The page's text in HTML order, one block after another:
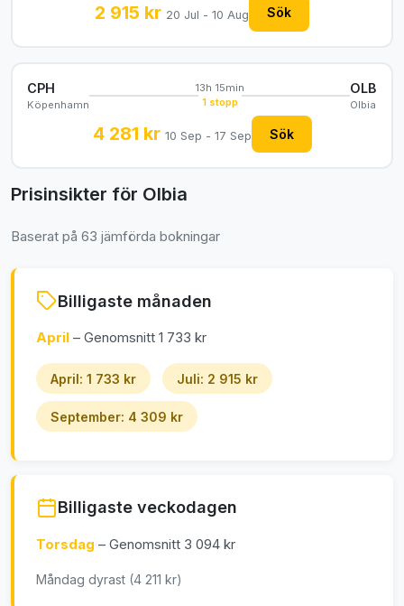
2 915 kr 20 Jul - 10 Aug Sök
CPH
Köpenhamn
13h 15min
1 stopp
OLB
Olbia
4 281 kr 10 Sep - 17 Sep Sök
Prisinsikter för Olbia
Baserat på 63 jämförda bokningar
Billigaste månaden
April – Genomsnitt 1 733 kr
April: 1 733 kr Juli: 2 915 kr
September: 4 309 kr
Billigaste veckodagen
Torsdag – Genomsnitt 3 094 kr
Måndag dyrast (4 211 kr)